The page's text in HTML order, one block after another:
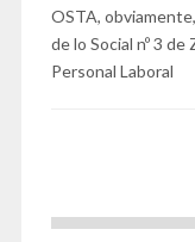
OSTA,
de lo Social nº 3
Personal Laboral